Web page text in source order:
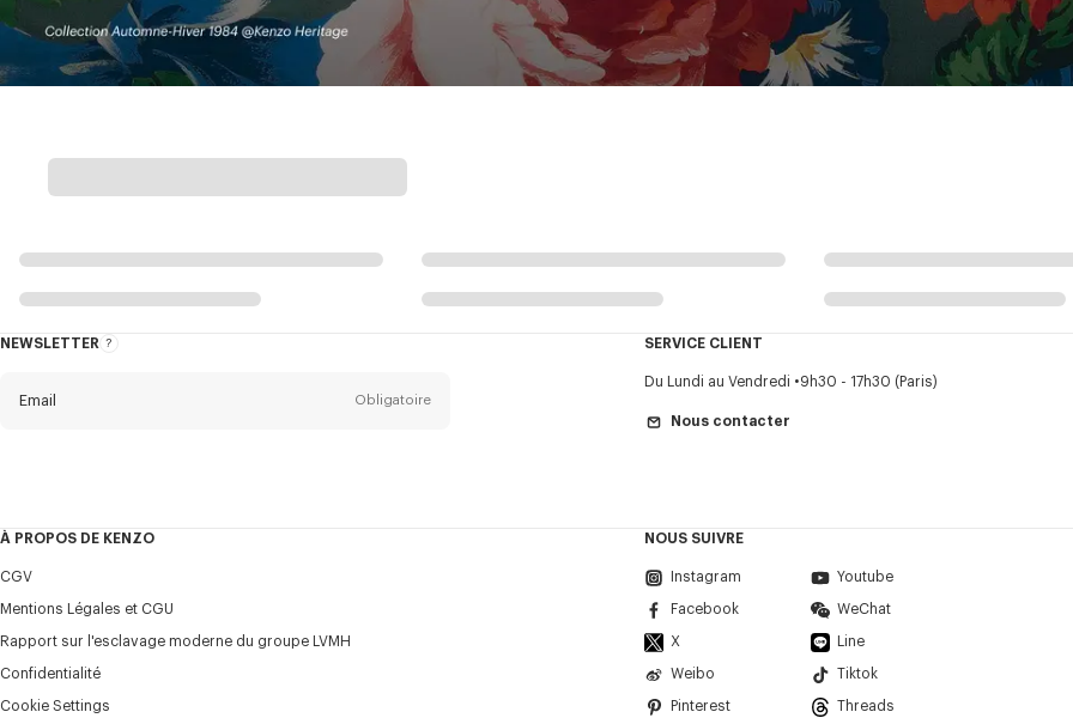
NEWSLETTER
A
Email Obligatoire
Prénom*
Nom*
SERVICE CLIENT
Du Lundi au Vendredi 9h30 - 17h30 (Paris)
Nous contacter
À PROPOS DE KENZO
CGV
Mentions Légales et CGU
Rapport sur l'esclavage moderne du groupe LVMH
Confidentialité
Cookie Settings
NOUS SUIVRE
Instagram Youtube
Facebook WeChat
X Line
Weibo Tiktok
Pinterest Threads